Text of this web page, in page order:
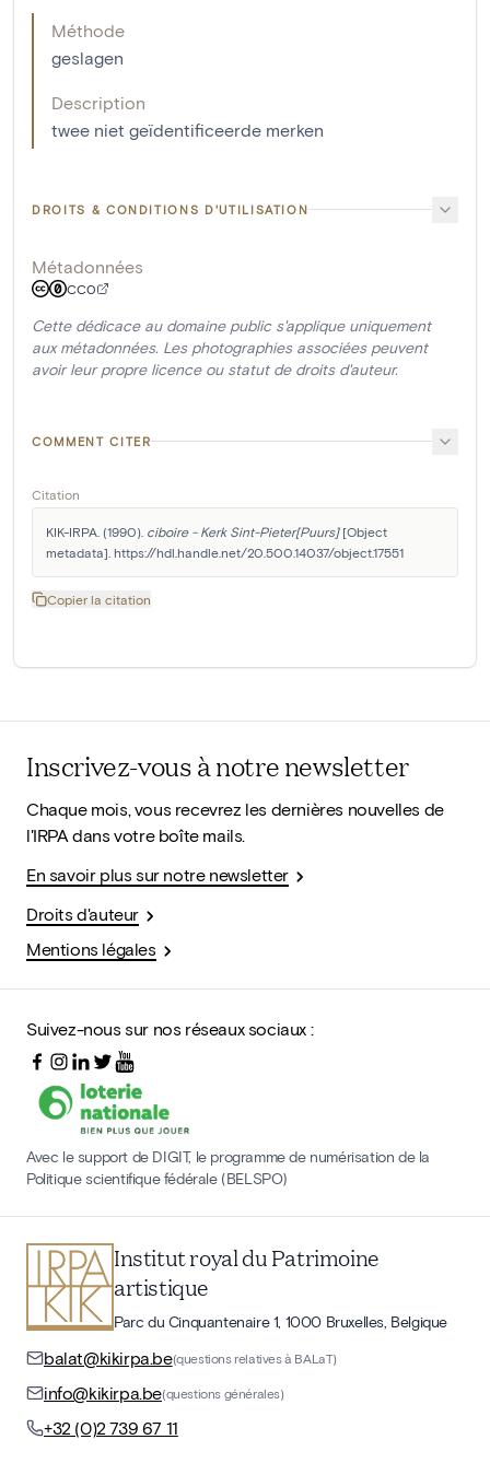
Méthode
geslagen
Description
twee niet geïdentificeerde merken
DROITS & CONDITIONS D'UTILISATION
Métadonnées
CC0
Cette dédicace au domaine public s'applique uniquement
aux métadonnées. Les photographies associées peuvent
avoir leur propre licence ou statut de droits d'auteur.
COMMENT CITER
Citation
KIK-IRPA. (1990). ciboire - Kerk Sint-Pieter[Puurs] [Object
metadata]. https://hdl.handle.net/20.500.14037/object.17551
Copier la citation
Inscrivez-vous à notre newsletter
Chaque mois, vous recevrez les dernières nouvelles de
l'IRPA dans votre boîte mails.
En savoir plus sur notre newsletter
Droits d'auteur
Mentions légales
Suivez-nous sur nos réseaux sociaux :
Avec le support de DIGIT, le programme de numérisation de la
Politique scientifique fédérale (BELSPO)
Institut royal du Patrimoine
artistique
Parc du Cinquantenaire 1, 1000 Bruxelles, Belgique
balat@kikirpa.be(questions relatives à BALaT)
info@kikirpa.be(questions générales)
+32 (0)2 739 67 11